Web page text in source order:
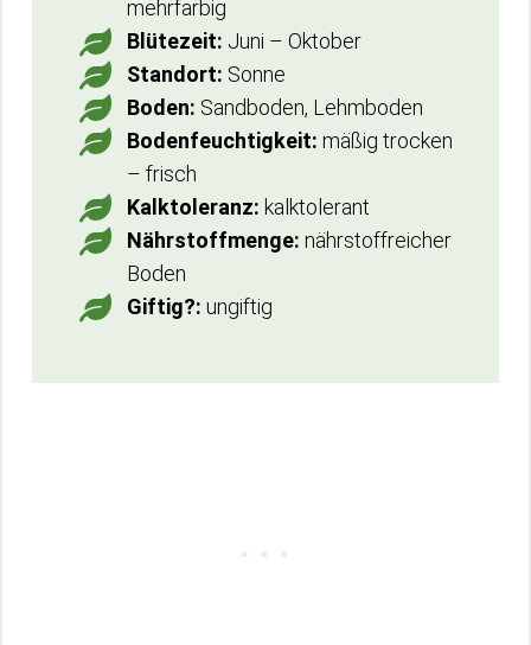
mehrfarbig
Blütezeit: Juni – Oktober
Standort: Sonne
Boden: Sandboden, Lehmboden
Bodenfeuchtigkeit: mäßig trocken
– frisch
Kalktoleranz: kalktolerant
Nährstoffmenge: nährstoffreicher
Boden
Giftig?: ungiftig